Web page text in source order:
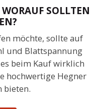
SOLLTEN
möchte, sollte auf
und Blattspannung
beim Kauf wirklich
hochwertige Hegner
bieten.